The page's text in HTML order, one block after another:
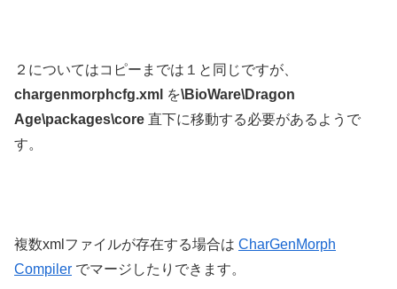
２についてはコピーまでは１と同じですが、
chargenmorphcfg.xml を\BioWare\Dragon
Age\packages\core 直下に移動する必要があるようで
す。
複数xmlファイルが存在する場合は CharGenMorph
Compiler でマージしたりできます。